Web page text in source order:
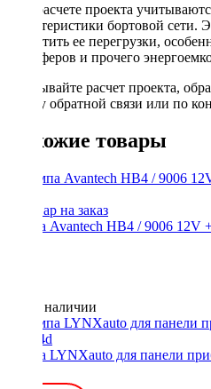
При расчете проекта
характеристики бортовой
допустить ее перегрузки,
сабвуферов и прочего
Заказывайте расчет проекта,
форму обратной связи или по
Похожие товары
Лампа Avantech HB4 / 9006 12V
Нет в наличии
Лампа LYNXauto для панели